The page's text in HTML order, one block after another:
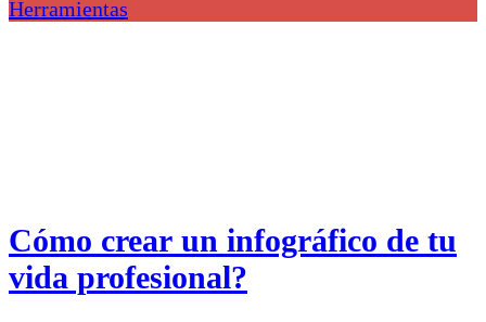
Herramientas
Cómo crear un infográfico de tu
vida profesional?